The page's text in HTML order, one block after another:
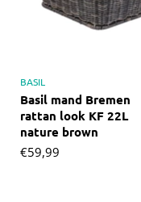
BASIL
Basil mand Bremen
rattan look KF 22L
nature brown
€59,99